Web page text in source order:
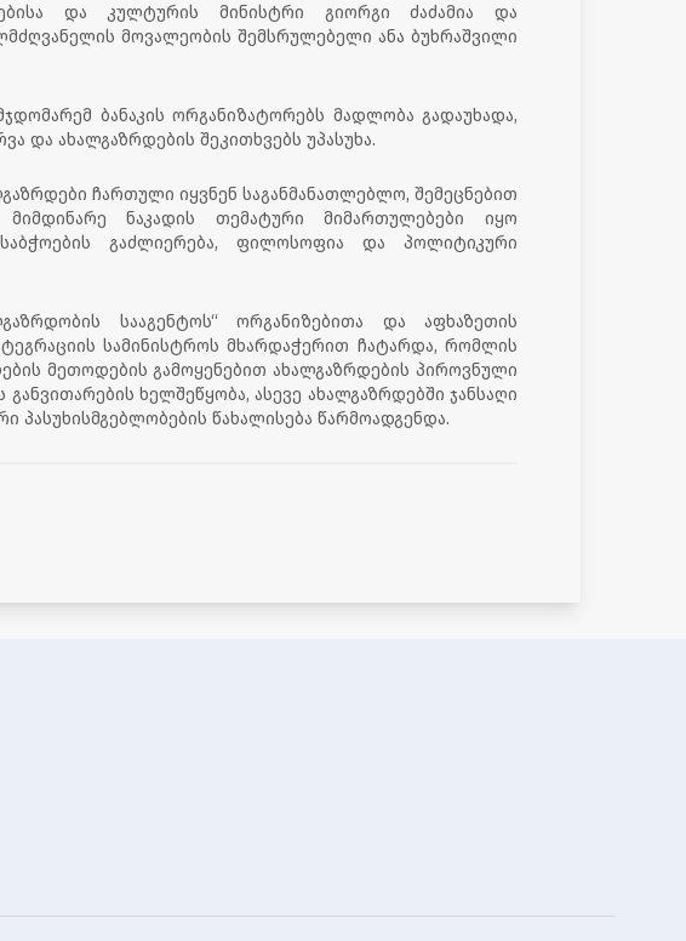
და კულტურის მინისტრი გიორგი ძაძამია და
მოვალეობის შემსრულებელი ანა ბუხრაშვილი
ბანაკის ორგანიზატორებს მადლობა გადაუხადა,
და ახალგაზრდების შეკითხვებს უპასუხა.
ჩართული იყვნენ საგანმანათლებლო, შემეცნებით
ნაკადის თემატური მიმართულებები იყო
გაძლიერება, ფილოსოფია და პოლიტიკური
სააგენტოს“ ორგანიზებითა და აფხაზეთის
სამინისტროს მხარდაჭერით ჩატარდა, რომლის
მეთოდების გამოყენებით ახალგაზრდების პიროვნული
ხელშეწყობა, ასევე ახალგაზრდებში ჯანსაღი
პასუხისმგებლობების წახალისება წარმოადგენდა.